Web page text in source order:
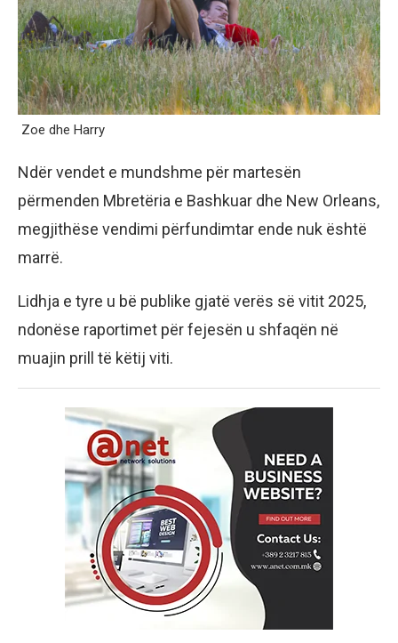
Zoe dhe Harry
Ndër vendet e mundshme për martesën
përmenden Mbretëria e Bashkuar dhe New Orleans,
megjithëse vendimi përfundimtar ende nuk është
marrë.
Lidhja e tyre u bë publike gjatë verës së vitit 2025,
ndonëse raportimet për fejesën u shfaqën në
muajin prill të këtij viti.